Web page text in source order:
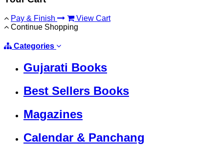
Pay & Finish
View Cart
Continue Shopping
Categories
Gujarati Books
Best Sellers Books
Magazines
Calendar & Panchang